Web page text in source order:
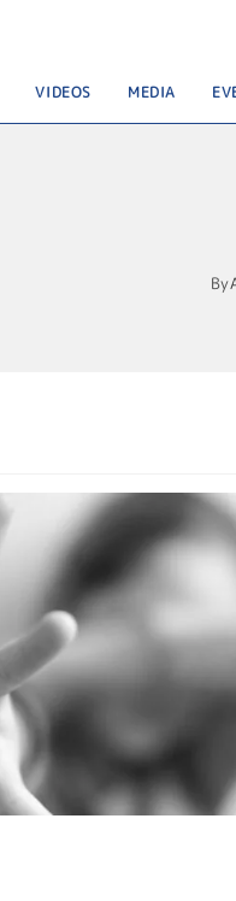
VIDEOS MEDIA
By